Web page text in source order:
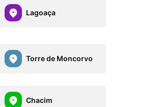
Lagoaça
Torre de Moncorvo
Chacim